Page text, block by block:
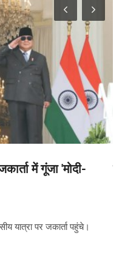
में गूंजा 'मोदी-
यात्रा पर जकार्ता पहुंचे।